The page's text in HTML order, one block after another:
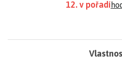
12. v pořadí